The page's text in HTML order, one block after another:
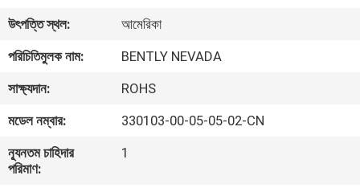
আমাদের
সম্পর্কে
কারখানা
ভ্রমণ
উৎপত্তি স্থল:
আমেরিকা
পরিচিতিমুলক নাম:
BENTLY NEVADA
সাক্ষ্যদান:
ROHS
মডেল নম্বার:
330103-00-05-05-02-CN
ন্যূনতম চাহিদার
পরিমাণ:
1